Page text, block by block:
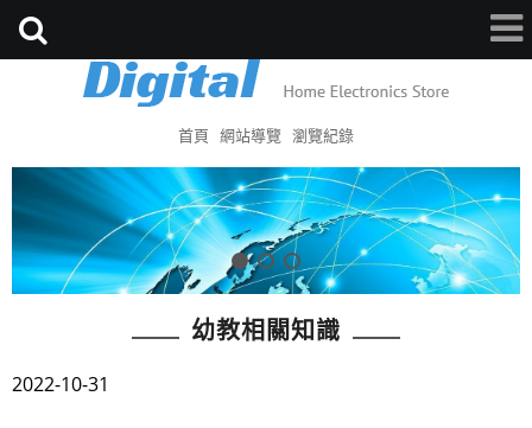
首頁 網站導覽 瀏覽紀錄
幼教相關知識
2022-10-31